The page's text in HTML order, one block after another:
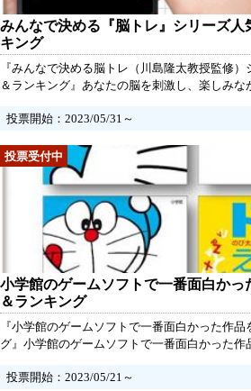
みんなで決める『脳トレ』シリーズ人
キング
『みんなで決める脳トレ（川島隆太教授監修
＆ランキング』あなたの脳を刺激し、楽しみ
数々の面白くてハマるゲームが登場しています
投票開始：2023/05/31～
小学館のゲームソフトで一番面白かっ
＆ランキング
『小学館のゲームソフトで一番面白かった作
グ』小学館のゲームソフトで一番面白かった
となります！この投票は期限がなく、一定数の
投票開始：2023/05/21～